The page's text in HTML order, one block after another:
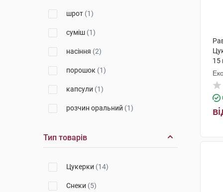
шрот (1)
суміш (1)
насіння (2)
порошок (1)
капсули (1)
розчин оральний (1)
Тип товарів
Цукерки (14)
Снеки (5)
15